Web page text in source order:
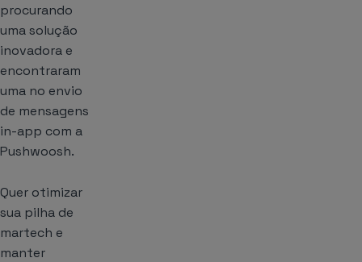
procurando
uma solução
inovadora e
encontraram
uma no envio
de mensagens
in-app com a
Pushwoosh.
Quer otimizar
sua pilha de
martech e
manter